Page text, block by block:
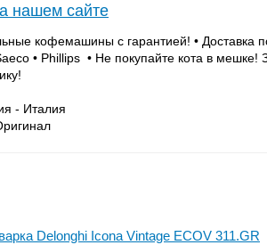
нашем сайте
кофемашины с гарантией! • Доставка
• Phillips • Не покупайте кота в мешке!
- Италия
Delonghi Icona Vintage ECOV 311.GR